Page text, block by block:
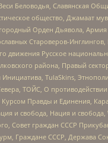
Беловодья, Славянская
общество, Джамаат
Орден Дьявола,
Староверов-
Русское
района, Правый
TulaSkins,
ТОЙС, О противодействии
Правды и Единения,
и свобода, Нация и
граждан СССР
Граждане СССР, Держава